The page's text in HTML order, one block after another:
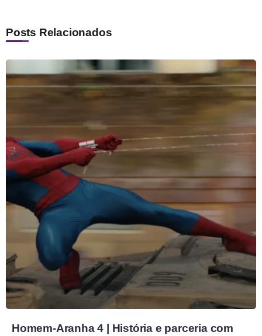
Posts Relacionados
Homem-Aranha 4 | História e parceria com